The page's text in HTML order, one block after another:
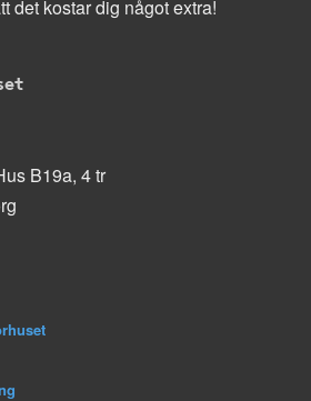
det kostar dig något extra!
B19a, 4 tr